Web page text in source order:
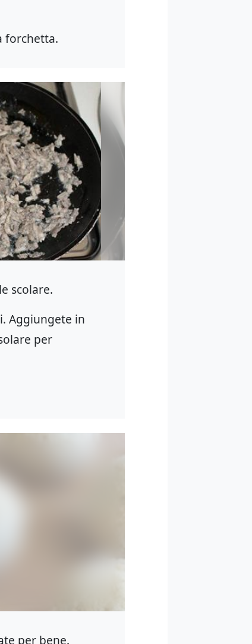
forchetta.
scolare.
Aggiungete in
per
per bene.